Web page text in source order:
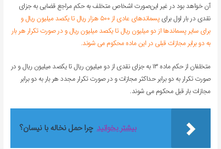
آن خواهد بود در غیر این‌صورت اشخاص متخلف به حکم مراجع قضایی به جزای
نقدی در بار اول برای
پسماندهای عادی از ۵۰۰ هزار ریال تا یکصد میلیون ریال و
برای سایر پسماندها از دو میلیون ریال تا یکصد میلیون ریال و در صورت تکرار هر بار
به دو برابر مجازات قبلی در این ماده محکوم می شوند.
متخلفان از حکم ماده ۱۳ به جزای نقدی از دو میلیون ریال تا یکصد میلیون ریال و در
صورت تکرار به دو برابر حداکثر مجازات و در صورت تکرار مجدد هر بار به دو برابر
مجازات بار قبل محکوم می شوند.
بیشتر بخوانید چرا حمل نخاله با نیسان؟